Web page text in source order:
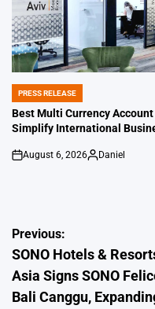
POSTED
IN
PRESS RELEASE
Best Multi Currency
Simplify International
on
August 6, 2026
Posted
Daniel
Post
navigation
Previous:
SONO Hotels &
Asia Signs SONO
Bali Canggu,